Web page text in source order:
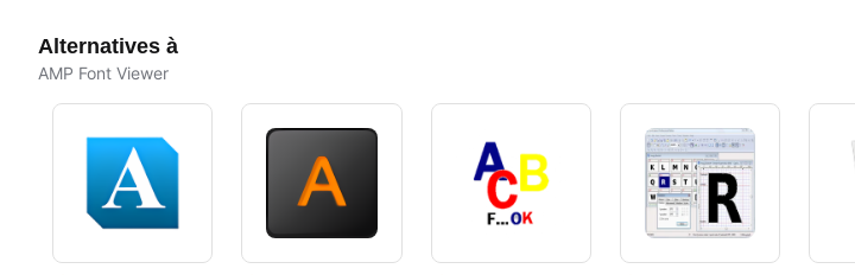
Alternatives à
AMP Font Viewer